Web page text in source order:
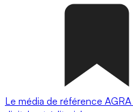
Le média de référence